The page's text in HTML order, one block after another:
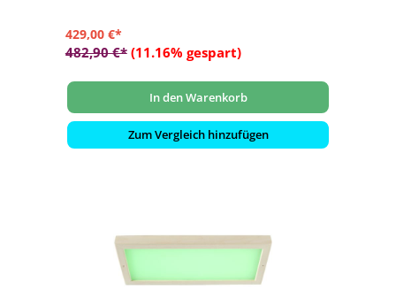
429,00 €*
482,90 €* (11.16% gespart)
In den Warenkorb
Zum Vergleich hinzufügen